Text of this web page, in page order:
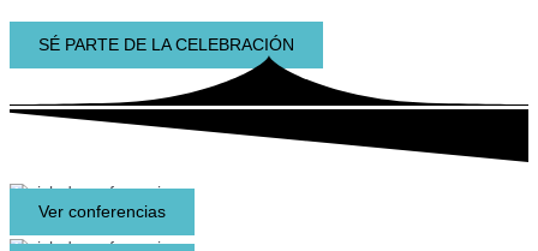
SÉ PARTE DE LA CELEBRACIÓN
Ver conferencias